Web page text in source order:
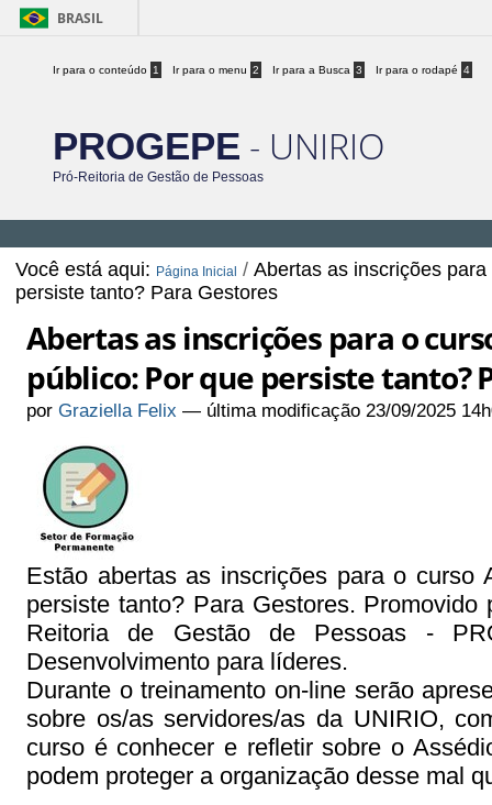
BRASIL
Ir para o conteúdo 1 Ir para o menu 2 Ir para a Busca 3 Ir para o rodapé 4
PROGEPE - UNIRIO
Pró-Reitoria de Gestão de Pessoas
Você está aqui: Página Inicial /Abertas as inscrições
persiste tanto? Para Gestores
Abertas as inscrições para o
público: Por que persiste tanto?
porGraziella Felix — última modificação 23/09/2025
Estão abertas as inscrições para o curso
persiste tanto? Para Gestores.
Reitoria de Gestão de Pessoas -
Desenvolvimento para líderes.
Durante o treinamento on-line serão
sobre os/as servidores/as da UNIRIO,
curso é conhecer e refletir sobre o
podem proteger a organização desse mal